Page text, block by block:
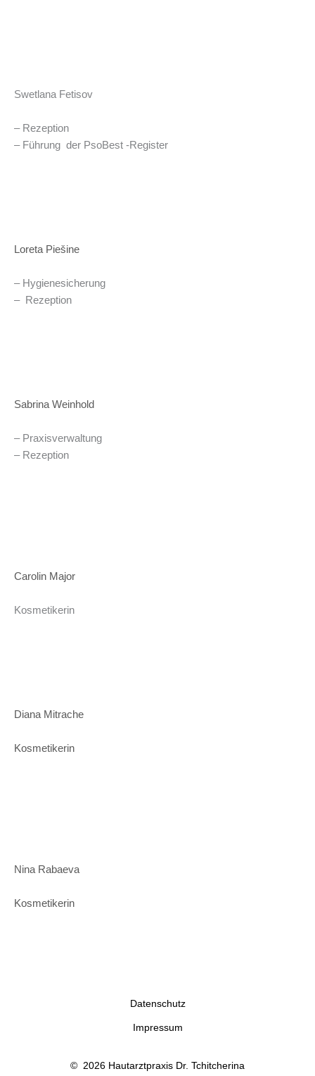
Swetlana Fetisov
– Rezeption
– Führung der PsoBest -Register
Loreta Piešine
– Hygienesicherung
– Rezeption
Sabrina Weinhold
– Praxisverwaltung
– Rezeption
Carolin Major
Kosmetikerin
Diana Mitrache
Kosmetikerin
Nina Rabaeva
Kosmetikerin
Datenschutz
Impressum
© 2026 Hautarztpraxis Dr. Tchitcherina